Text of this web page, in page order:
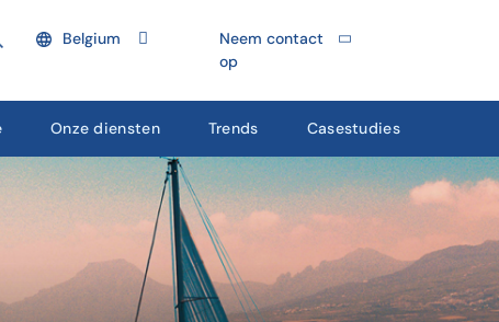
Belgium
Neem contact
op
Onze diensten Trends Casestudies